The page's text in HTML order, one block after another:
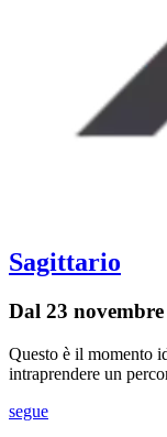
Sagittario
Dal 23
Questo è il momento
intraprendere un
segue